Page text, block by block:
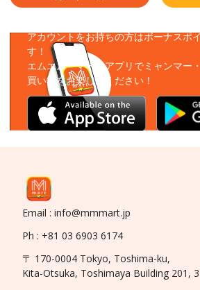
アカウントをお持ちの方はボーナスポ
す！
エムエムーマートアプリでミャンマー
買い物をお楽しみください！
Email : info@mmmart.jp
Ph : +81 03 6903 6174
〒 170-0004 Tokyo, Toshima-ku,
Kita-Otsuka, Toshimaya Building 201,